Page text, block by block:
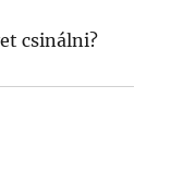
csinálni?